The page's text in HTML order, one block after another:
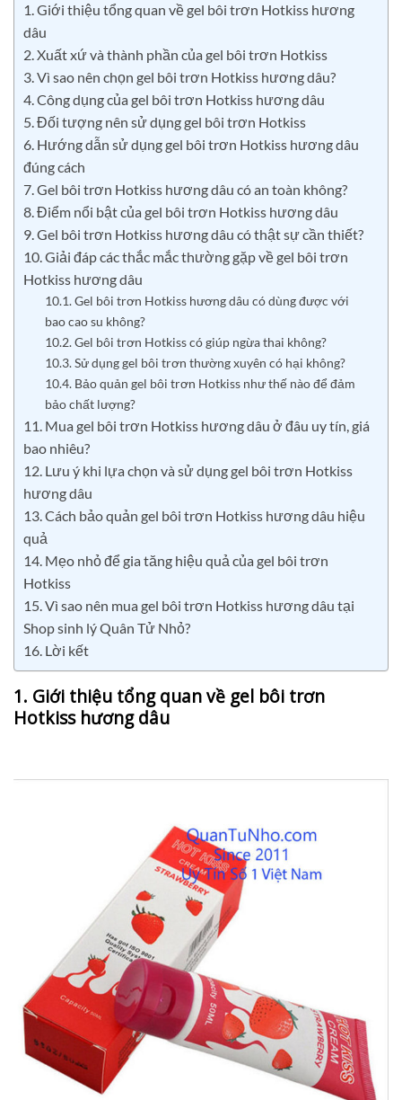
1. Giới thiệu tổng quan về gel bôi trơn Hotkiss hương
dâu
2. Xuất xứ và thành phần của gel bôi trơn Hotkiss
3. Vì sao nên chọn gel bôi trơn Hotkiss hương dâu?
4. Công dụng của gel bôi trơn Hotkiss hương dâu
5. Đối tượng nên sử dụng gel bôi trơn Hotkiss
6. Hướng dẫn sử dụng gel bôi trơn Hotkiss hương dâu
đúng cách
7. Gel bôi trơn Hotkiss hương dâu có an toàn không?
8. Điểm nổi bật của gel bôi trơn Hotkiss hương dâu
9. Gel bôi trơn Hotkiss hương dâu có thật sự cần thiết?
10. Giải đáp các thắc mắc thường gặp về gel bôi trơn
Hotkiss hương dâu
10.1. Gel bôi trơn Hotkiss hương dâu có dùng được với
bao cao su không?
10.2. Gel bôi trơn Hotkiss có giúp ngừa thai không?
10.3. Sử dụng gel bôi trơn thường xuyên có hại không?
10.4. Bảo quản gel bôi trơn Hotkiss như thế nào để đảm
bảo chất lượng?
11. Mua gel bôi trơn Hotkiss hương dâu ở đâu uy tín, giá
bao nhiêu?
12. Lưu ý khi lựa chọn và sử dụng gel bôi trơn Hotkiss
hương dâu
13. Cách bảo quản gel bôi trơn Hotkiss hương dâu hiệu
quả
14. Mẹo nhỏ để gia tăng hiệu quả của gel bôi trơn
Hotkiss
15. Vì sao nên mua gel bôi trơn Hotkiss hương dâu tại
Shop sinh lý Quân Tử Nhỏ?
16. Lời kết
1. Giới thiệu tổng quan về gel bôi trơn
Hotkiss hương dâu